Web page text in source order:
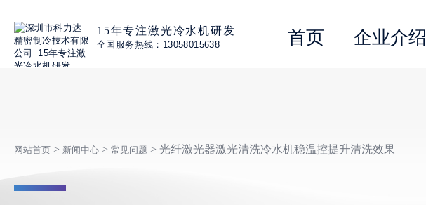
15年专注激光冷水机研发
全国服务热线：13058015638 首页 企业介绍
网站首页 > 新闻中心 > 常见问题 > 光纤激光器激光清洗冷水机稳温控提升清洗效果